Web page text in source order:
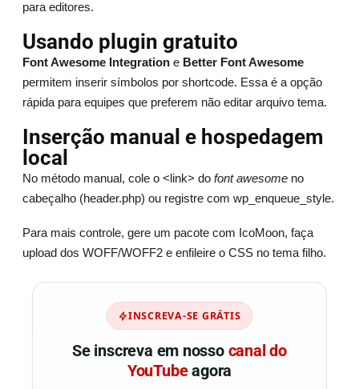
para editores.
Usando plugin gratuito
Font Awesome Integratione Better Font Awesome
permitem inserir símbolos por shortcode. Essa é a opção
rápida para equipes que preferem não editar arquivo tema.
Inserção manual e hospedagem
local
No método manual, cole o <link> do font awesomeno
cabeçalho (header.php) ou registre com wp_enqueue_style.
Para mais controle, gere um pacote com IcoMoon, faça
upload dos WOFF/WOFF2 e enfileire o CSS no tema filho.
INSCREVA-SE GRÁTIS
Se inscreva em nosso canal do
YouTubeagora